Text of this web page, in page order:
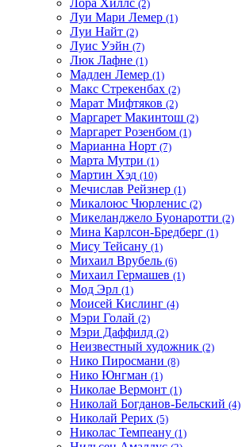
Лора Хиллс (2)
Луи Мари Лемер (1)
Луи Найт (2)
Луис Уэйн (7)
Люк Лафне (1)
Мадлен Лемер (1)
Макс Стрекенбах (2)
Марат Мифтяков (2)
Маргарет Макинтош (2)
Маргарет Розенбом (1)
Марианна Норт (7)
Марта Мутри (1)
Мартин Хэд (10)
Мечислав Рейзнер (1)
Микалоюс Чюрленис (2)
Микеланджело Буонаротти (2)
Мина Карлсон-Бредберг (1)
Мису Тейсану (1)
Михаил Врубель (6)
Михаил Гермашев (1)
Мод Эрл (1)
Моисей Кислинг (4)
Мэри Голай (2)
Мэри Даффилд (2)
Неизвестный художник (2)
Нико Пиросмани (8)
Нико Юнгман (1)
Николае Вермонт (1)
Николай Богданов-Бельский (4)
Николай Рерих (5)
Николас Темпеану (1)